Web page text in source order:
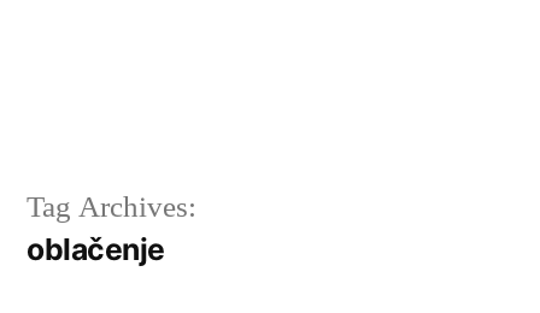
Tag Archives:
oblačenje